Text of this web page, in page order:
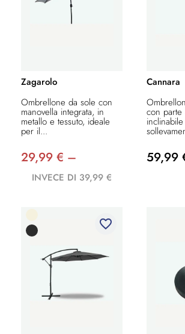
Zagarolo
Ombrellone da sole con
manovella integrata, in
metallo e tessuto, ideale
per il...
29,99 € –
INVECE DI 39,99 €
Cannara
con parte
59,99
favorite_border